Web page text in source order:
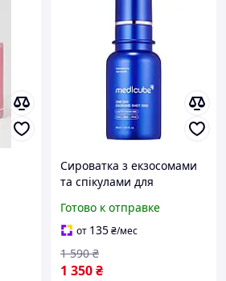
Сироватка з екзосомами
та спікулами для
One Day Exosome Shot
Pore Ampoule 2000, 30 мл
Готово к отправке
от 135₴/мес
1 350₴
1 590 ₴